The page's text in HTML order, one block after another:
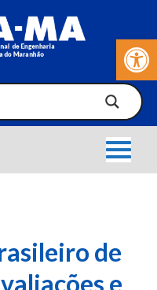
Barra de
de
e